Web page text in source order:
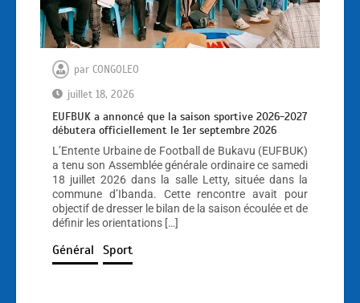
par CONGOLEO
juillet 18, 2026
EUFBUK a annoncé que la saison sportive 2026-2027
débutera officiellement le 1er septembre 2026
L’Entente Urbaine de Football de Bukavu (EUFBUK)
a tenu son Assemblée générale ordinaire ce samedi
18 juillet 2026 dans la salle Letty, située dans la
commune d’Ibanda. Cette rencontre avait pour
objectif de dresser le bilan de la saison écoulée et de
définir les orientations […]
Général Sport